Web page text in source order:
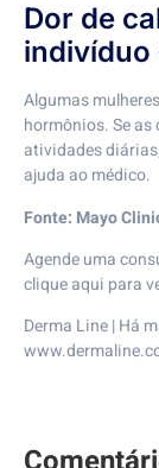
Dor de
indivíduo
Algumas
hormônios. Se
atividades
ajuda ao médico.
Fonte: Mayo
Agende uma
cliqueaqui para
Derma Line| Há